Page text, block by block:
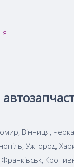
Вінниця,
Ужгород,